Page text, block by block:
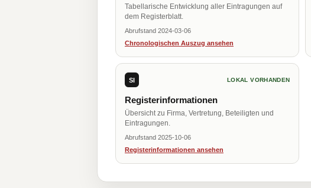
Tabellarische Entwicklung aller Eintragungen auf
dem Registerblatt.
Abrufstand 2024-03-06
Chronologischen Auszug ansehen
SI LOKAL VORHANDEN
Registerinformationen
Übersicht zu Firma, Vertretung, Beteiligten und
Eintragungen.
Abrufstand 2025-10-06
Registerinformationen ansehen